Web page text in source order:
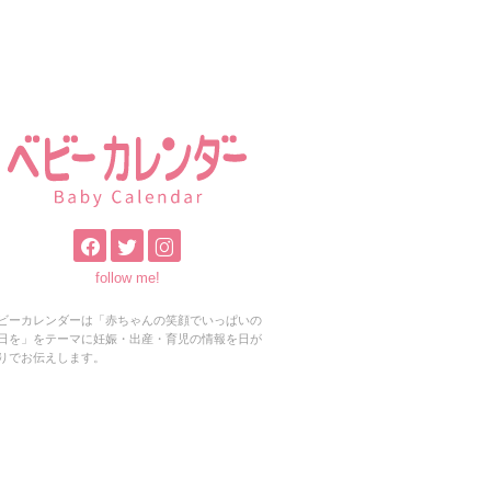
follow me!
ーカレンダーは「赤ちゃんの笑顔でいっぱいの
を」をテーマに妊娠・出産・育児の情報を日が
でお伝えします。